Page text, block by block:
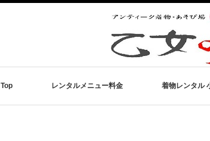
Top レンタルメニュー料金 着物レンタル